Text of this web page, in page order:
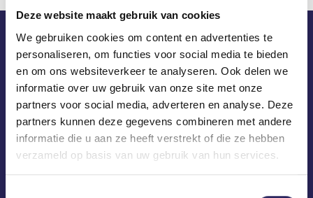
Deze website maakt gebruik van cookies
We gebruiken cookies om content en advertenties te
personaliseren, om functies voor social media te bieden
en om ons websiteverkeer te analyseren. Ook delen we
informatie over uw gebruik van onze site met onze
partners voor social media, adverteren en analyse. Deze
partners kunnen deze gegevens combineren met andere
informatie die u aan ze heeft verstrekt of die ze hebben
verzameld op basis van uw gebruik van hun services.
ECA in je mailbox?